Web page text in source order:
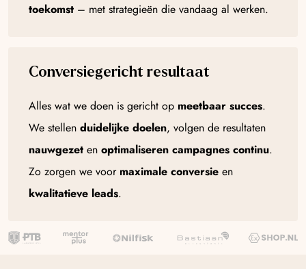
toekomst – met strategieën die vandaag al werken.
Conversiegericht resultaat
Alles wat we doen is gericht op meetbaar succes.
We stellen duidelijke doelen, volgen de resultaten
nauwgezet en optimaliseren campagnes continu.
Zo zorgen we voor maximale conversie en
kwalitatieve leads.